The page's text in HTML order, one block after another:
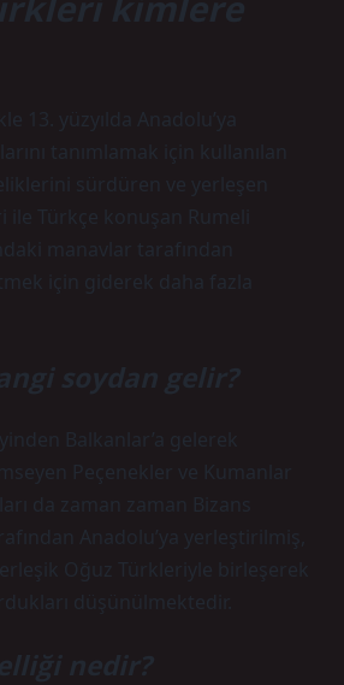
13. yüzyılda Anadolu’ya
tanımlamak için kullanılan
sürdüren ve yerleşen
Türkçe konuşan Rumeli
manavlar tarafından
için giderek daha fazla
soydan gelir?
Balkanlar’a gelerek
Peçenekler ve Kumanlar
da zaman zaman Bizans
Anadolu’ya yerleştirilmiş,
Oğuz Türkleriyle birleşerek
düşünülmektedir.
nedir?